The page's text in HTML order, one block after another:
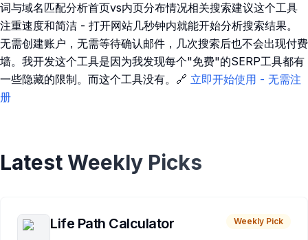
词与域名匹配分析首页vs内页分布情况相关搜索建议这个工具
注重速度和简洁 - 打开网站几秒钟内就能开始分析搜索结果。
无需创建账户，无需等待确认邮件，几次搜索后也不会出现付费
墙。我开发这个工具是因为我发现每个"免费"的SERP工具都有
一些隐藏的限制。而这个工具没有。🔗 立即开始使用 - 无需注
册
Latest Weekly Picks
Life Path Calculator Weekly Pick